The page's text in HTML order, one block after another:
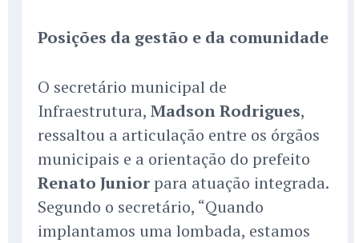
Posições da gestão e da comunidade
O secretário municipal de
Infraestrutura, Madson Rodrigues,
ressaltou a articulação entre os órgãos
municipais e a orientação do prefeito
Renato Junior para atuação integrada.
Segundo o secretário, “Quando
implantamos uma lombada, estamos